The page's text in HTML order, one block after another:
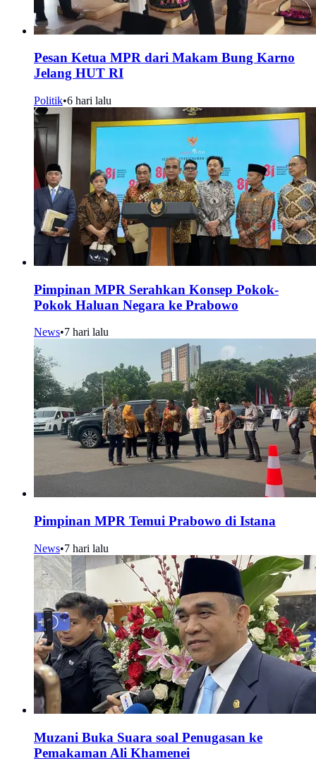
Pesan Ketua MPR dari Makam Bung Karno
Jelang HUT RI
Politik•6 hari lalu
Pimpinan MPR Serahkan Konsep Pokok-
Pokok Haluan Negara ke Prabowo
News•7 hari lalu
Pimpinan MPR Temui Prabowo di Istana
News•7 hari lalu
Muzani Buka Suara soal Penugasan ke
Pemakaman Ali Khamenei